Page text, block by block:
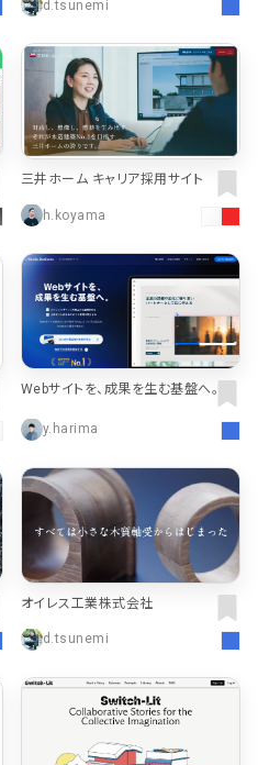
d.tsunemi
三井ホーム キャリア採用サイト
h.koyama
Webサイトを、成果を生む基盤へ。| St
y.harima
オイレス工業株式会社
d.tsunemi